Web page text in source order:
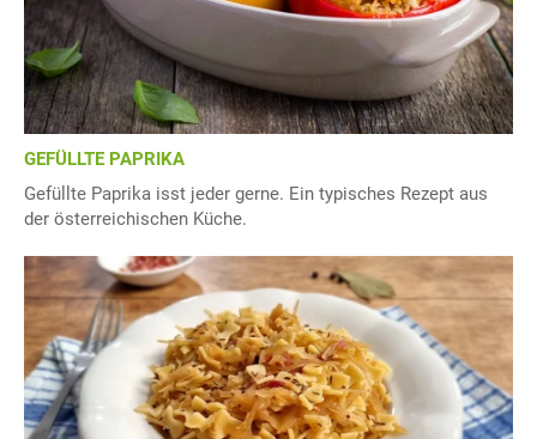
GEFÜLLTE PAPRIKA
Gefüllte Paprika isst jeder gerne. Ein typisches Rezept aus
der österreichischen Küche.